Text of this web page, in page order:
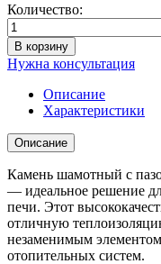
Количество:
Количество
товара
Камень
шамотный
пазом
гребнем
HKE
62x124x64
WT
В корзину
Нужна консультация
Описание
Характеристики
Описание
Камень шамотный с
— идеальное решение
печи. Этот
отличную
незаменимым
отопительных систем.